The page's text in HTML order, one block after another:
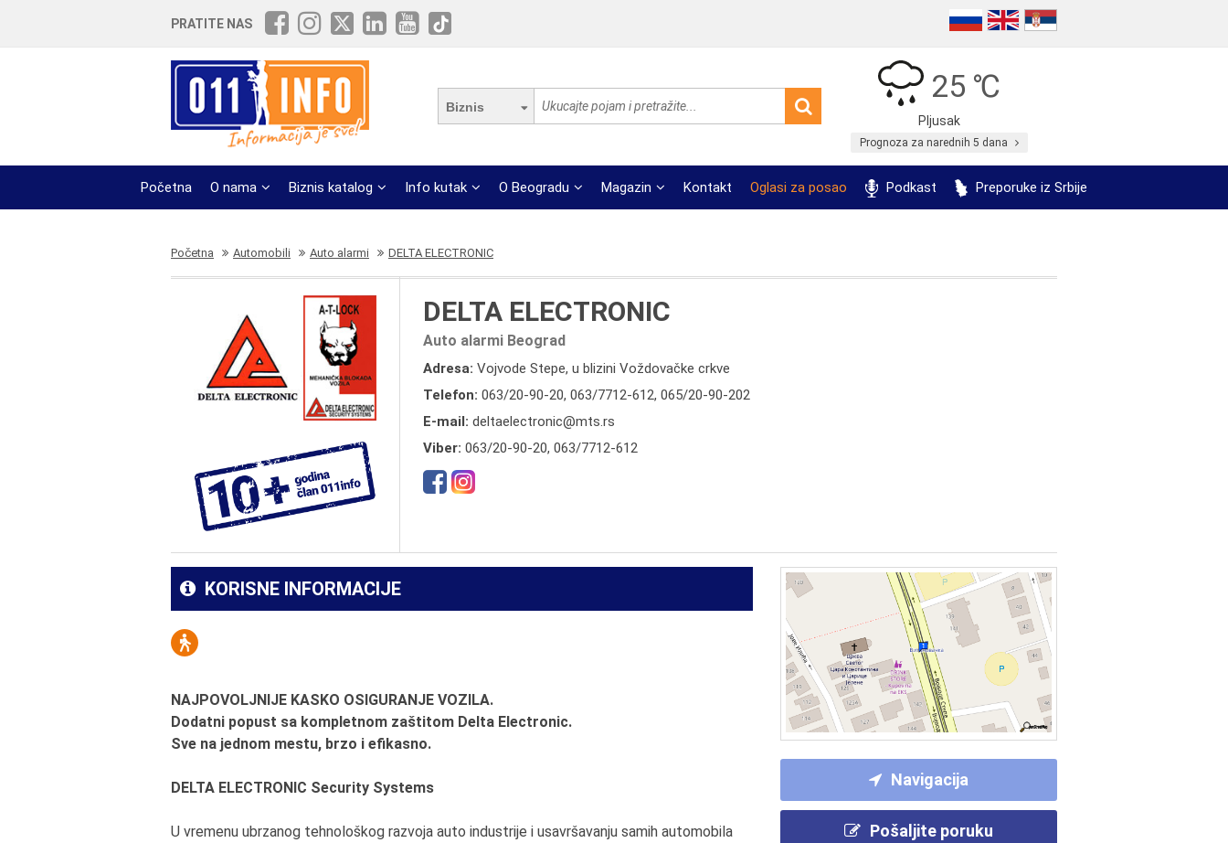
PRATITE NAS
Biznis
25 ℃
Pljusak
Prognoza za narednih 5 dana
Početna O nama Biznis katalog Info kutak O Beogradu Magazin Kontakt Oglasi za posao Podkast Preporuke iz Srbije
Početna Automobili Auto alarmi DELTA ELECTRONIC
DELTA ELECTRONIC
Auto alarmi Beograd
Adresa: Vojvode Stepe, u blizini Voždovačke crkve
Telefon: 063/20-90-20, 063/7712-612, 065/20-90-202
E-mail: deltaelectronic@mts.rs
Viber: 063/20-90-20, 063/7712-612
Navigacija
Pošaljite poruku
KORISNE INFORMACIJE
NAJPOVOLJNIJE KASKO OSIGURANJE VOZILA.
Dodatni popust sa kompletnom zaštitom Delta Electronic.
Sve na jednom mestu, brzo i efikasno.
DELTA ELECTRONIC Security Systems
U vremenu ubrzanog tehnološkog razvoja auto industrije i usavršavanju samih automobila